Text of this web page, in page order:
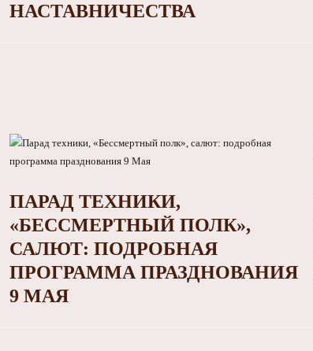
НАСТАВНИЧЕСТВА
ПАРАД ТЕХНИКИ,
«БЕССМЕРТНЫЙ ПОЛК»,
САЛЮТ: ПОДРОБНАЯ
ПРОГРАММА ПРАЗДНОВАНИЯ
9 МАЯ